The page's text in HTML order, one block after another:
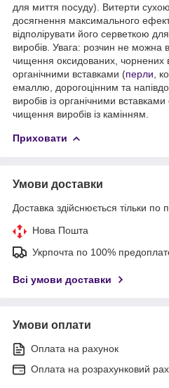
для миття посуду). Витерти
досягнення максимального
відполірувати його серветкою
виробів. Увага: розчин не можна
чищення оксидованих, чорнених
органічними вставками (перли ,
емаллю, дорогоцінним та
виробів із органічними
чищення виробів із камінням.
Приховати
Умови доставки
Доставка здійснюється тільки по
Нова Пошта
Укрпочта по 100%
Всі умови доставки
Умови оплати
Оплата на рахунок
Оплата на розрахунковий